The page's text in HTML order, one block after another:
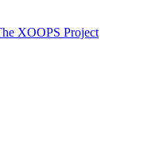
XOOPS Project